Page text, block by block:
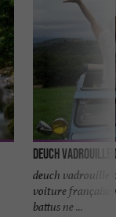
Deuch Vadrouille
deuch vadrouille
voiture française
battus ne ...